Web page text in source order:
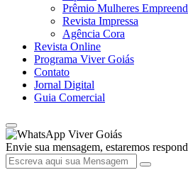
Prêmio Mulheres
Revista Impressa
Agência Cora
Revista Online
Programa Viver Goiás
Contato
Jornal Digital
Guia Comercial
Viver Goiás
Envie sua mensagem, estaremos